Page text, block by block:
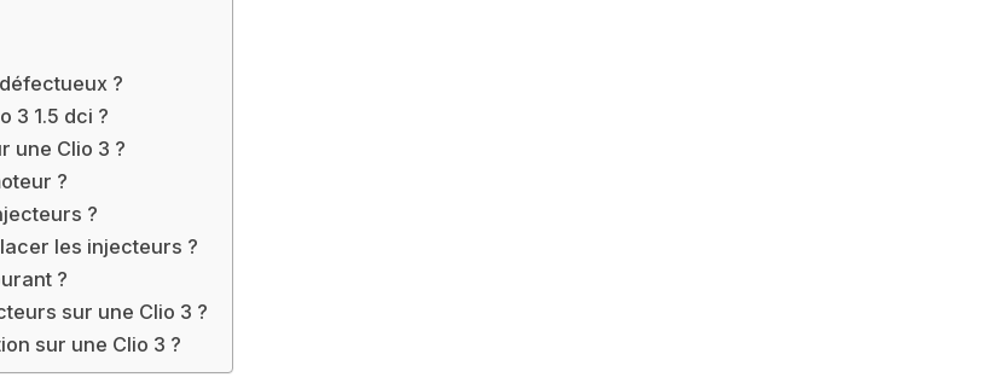
?
3 1.5 dci ?
une Clio 3 ?
?
?
les injecteurs ?
?
sur une Clio 3 ?
sur une Clio 3 ?